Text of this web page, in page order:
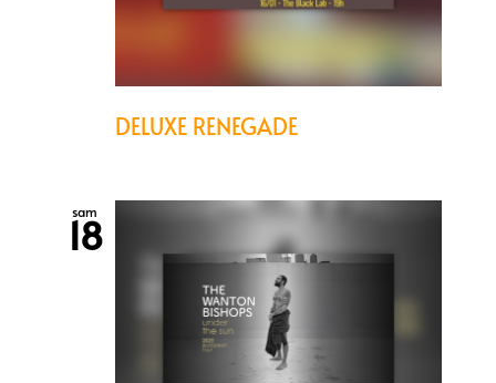
DELUXE RENEGADE
sam
18